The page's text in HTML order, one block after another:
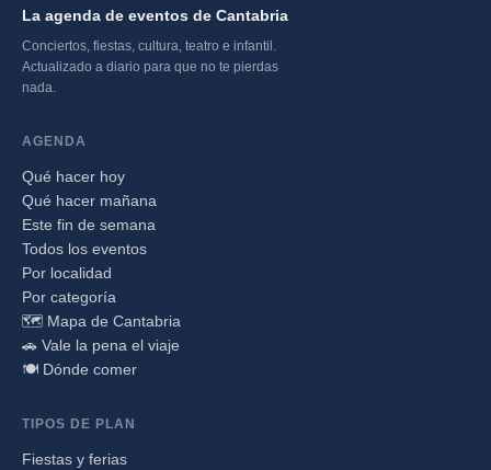
La agenda de eventos de Cantabria
Conciertos, fiestas, cultura, teatro e infantil.
Actualizado a diario para que no te pierdas
nada.
AGENDA
Qué hacer hoy
Qué hacer mañana
Este fin de semana
Todos los eventos
Por localidad
Por categoría
🗺️ Mapa de Cantabria
🚗 Vale la pena el viaje
🍽️ Dónde comer
TIPOS DE PLAN
Fiestas y ferias